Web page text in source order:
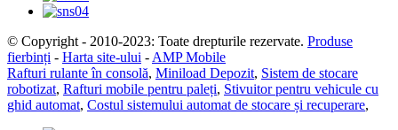
© Copyright - 2010-2023: Toate drepturile rezervate. Produse
fierbinți - Harta site-ului - AMP Mobile
Rafturi rulante în consolă, Miniload Depozit, Sistem de stocare
robotizat, Rafturi mobile pentru paleți, Stivuitor pentru vehicule cu
ghid automat, Costul sistemului automat de stocare și recuperare,